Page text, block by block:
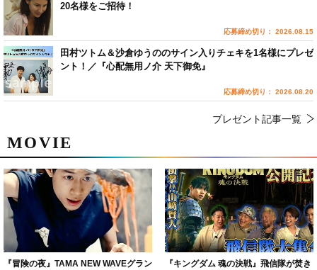
MOVIE
『冒険の夜』TAMA NEW WAVEグラン
『キングダム 魂の決戦』飛信隊が焚き
20名様をご招待！
応募締め切り： 2026.08.15
田村ツトム＆沙倉ゆうののサイン入りチェキを1名様にプレゼ
ント！／『心配無用ノ介 天下御免』
応募締め切り： 2026.08.20
プレゼント記事一覧